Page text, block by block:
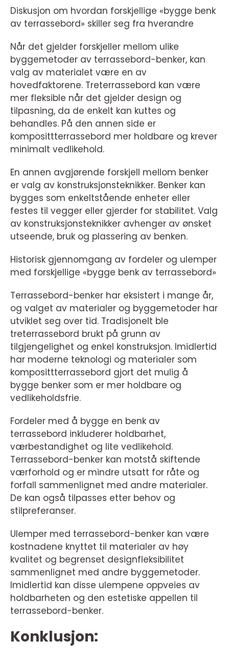
Diskusjon om hvordan forskjellige «bygge benk
av terrassebord» skiller seg fra hverandre
Når det gjelder forskjeller mellom ulike
byggemetoder av terrassebord-benker, kan
valg av materialet være en av
hovedfaktorene. Treterrassebord kan være
mer fleksible når det gjelder design og
tilpasning, da de enkelt kan kuttes og
behandles. På den annen side er
komposittterrassebord mer holdbare og krever
minimalt vedlikehold.
En annen avgjørende forskjell mellom benker
er valg av konstruksjonsteknikker. Benker kan
bygges som enkeltstående enheter eller
festes til vegger eller gjerder for stabilitet. Valg
av konstruksjonsteknikker avhenger av ønsket
utseende, bruk og plassering av benken.
Historisk gjennomgang av fordeler og ulemper
med forskjellige «bygge benk av terrassebord»
Terrassebord-benker har eksistert i mange år,
og valget av materialer og byggemetoder har
utviklet seg over tid. Tradisjonelt ble
treterrassebord brukt på grunn av
tilgjengelighet og enkel konstruksjon. Imidlertid
har moderne teknologi og materialer som
komposittterrassebord gjort det mulig å
bygge benker som er mer holdbare og
vedlikeholdsfrie.
Fordeler med å bygge en benk av
terrassebord inkluderer holdbarhet,
værbestandighet og lite vedlikehold.
Terrassebord-benker kan motstå skiftende
værforhold og er mindre utsatt for råte og
forfall sammenlignet med andre materialer.
De kan også tilpasses etter behov og
stilpreferanser.
Ulemper med terrassebord-benker kan være
kostnadene knyttet til materialer av høy
kvalitet og begrenset designfleksibilitet
sammenlignet med andre byggemetoder.
Imidlertid kan disse ulempene oppveies av
holdbarheten og den estetiske appellen til
terrassebord-benker.
Konklusjon: